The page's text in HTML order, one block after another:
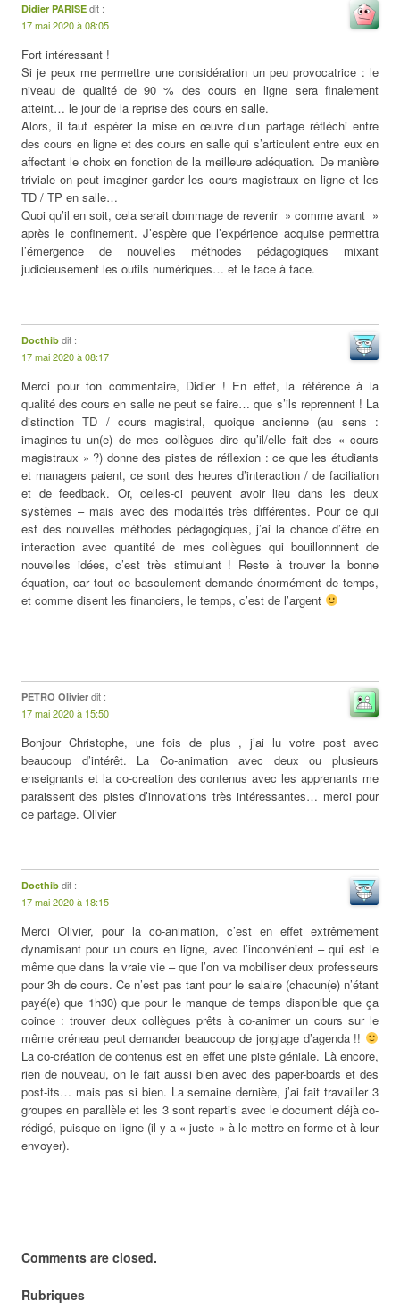
Didier PARISE dit :
17 mai 2020 à 08:05
Fort intéressant !
Si je peux me permettre une considération un peu provocatrice : le
niveau de qualité de 90 % des cours en ligne sera finalement
atteint… le jour de la reprise des cours en salle.
Alors, il faut espérer la mise en œuvre d’un partage réfléchi entre
des cours en ligne et des cours en salle qui s’articulent entre eux en
affectant le choix en fonction de la meilleure adéquation. De manière
triviale on peut imaginer garder les cours magistraux en ligne et les
TD / TP en salle…
Quoi qu’il en soit, cela serait dommage de revenir » comme avant »
après le confinement. J’espère que l’expérience acquise permettra
l’émergence de nouvelles méthodes pédagogiques mixant
judicieusement les outils numériques… et le face à face.
Docthib dit :
17 mai 2020 à 08:17
Merci pour ton commentaire, Didier ! En effet, la référence à la
qualité des cours en salle ne peut se faire… que s’ils reprennent ! La
distinction TD / cours magistral, quoique ancienne (au sens :
imagines-tu un(e) de mes collègues dire qu’il/elle fait des « cours
magistraux » ?) donne des pistes de réflexion : ce que les étudiants
et managers paient, ce sont des heures d’interaction / de faciliation
et de feedback. Or, celles-ci peuvent avoir lieu dans les deux
systèmes – mais avec des modalités très différentes. Pour ce qui
est des nouvelles méthodes pédagogiques, j’ai la chance d’être en
interaction avec quantité de mes collègues qui bouillonnnent de
nouvelles idées, c’est très stimulant ! Reste à trouver la bonne
équation, car tout ce basculement demande énormément de temps,
et comme disent les financiers, le temps, c’est de l’argent
PETRO Olivier dit :
17 mai 2020 à 15:50
Bonjour Christophe, une fois de plus , j’ai lu votre post avec
beaucoup d’intérêt. La Co-animation avec deux ou plusieurs
enseignants et la co-creation des contenus avec les apprenants me
paraissent des pistes d’innovations très intéressantes… merci pour
ce partage. Olivier
Docthib dit :
17 mai 2020 à 18:15
Merci Olivier, pour la co-animation, c’est en effet extrêmement
dynamisant pour un cours en ligne, avec l’inconvénient – qui est le
même que dans la vraie vie – que l’on va mobiliser deux professeurs
pour 3h de cours. Ce n’est pas tant pour le salaire (chacun(e) n’étant
payé(e) que 1h30) que pour le manque de temps disponible que ça
coince : trouver deux collègues prêts à co-animer un cours sur le
même créneau peut demander beaucoup de jonglage d’agenda !!
La co-création de contenus est en effet une piste géniale. Là encore,
rien de nouveau, on le fait aussi bien avec des paper-boards et des
post-its… mais pas si bien. La semaine dernière, j’ai fait travailler 3
groupes en parallèle et les 3 sont repartis avec le document déjà co-
rédigé, puisque en ligne (il y a « juste » à le mettre en forme et à leur
envoyer).
Comments are closed.
Rubriques